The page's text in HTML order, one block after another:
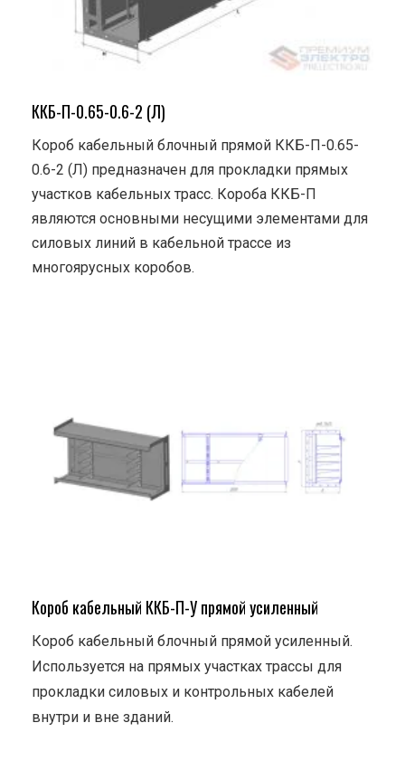
ККБ-П-0.65-0.6-2 (Л)
Короб кабельный блочный прямой ККБ-П-0.65-
0.6-2 (Л) предназначен для прокладки прямых
участков кабельных трасс. Короба ККБ-П
являются основными несущими элементами для
силовых линий в кабельной трассе из
многоярусных коробов.
Короб кабельный ККБ-П-У прямой усиленный
Короб кабельный блочный прямой усиленный.
Используется на прямых участках трассы для
прокладки силовых и контрольных кабелей
внутри и вне зданий.